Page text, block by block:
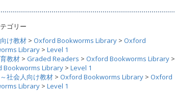
ゴリー
け教材 > Oxford Bookworms Library > Oxford
Library > Level 1
教材 > Graded Readers > Oxford Bookworms Library >
Bookworms Library > Level 1
社会人向け教材 > Oxford Bookworms Library > Oxford
Library > Level 1